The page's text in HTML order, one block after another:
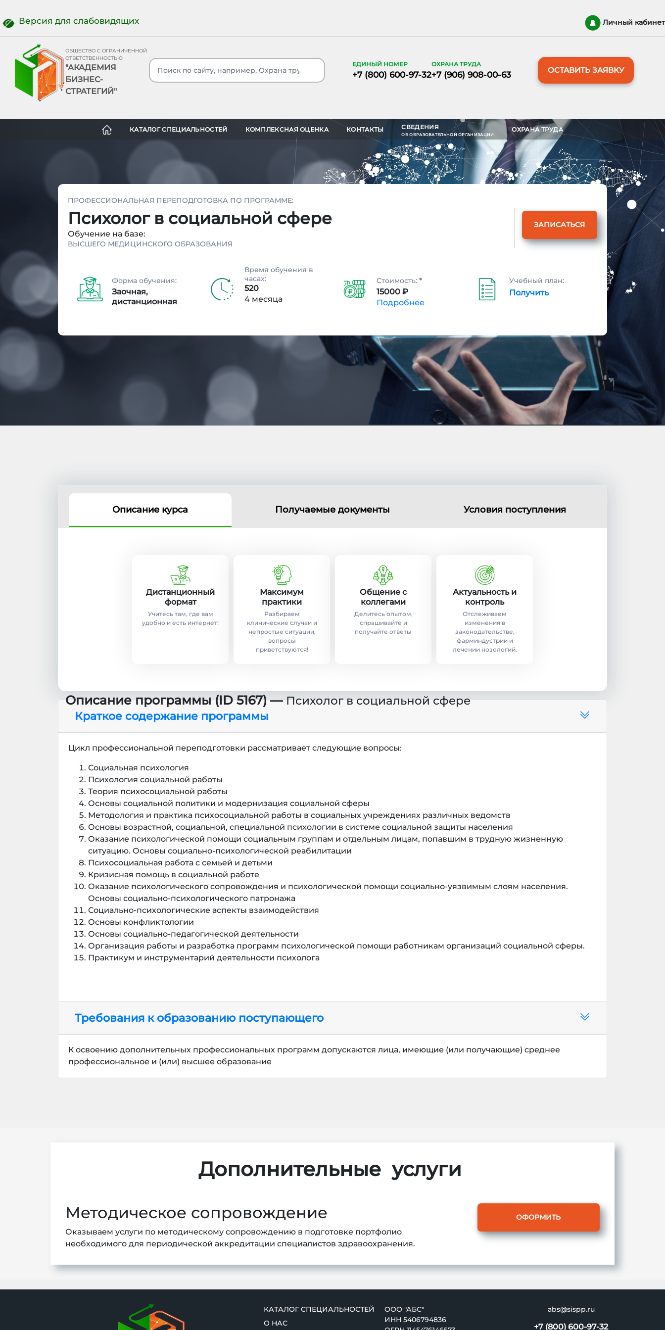
Версия для слабовидящих Личный кабинет
ОБЩЕСТВО С ОГРАНИЧЕННОЙ
ОТВЕТСТВЕННОСТЬЮ
"АКАДЕМИЯ
БИЗНЕС-
СТРАТЕГИЙ"
ЕДИНЫЙ НОМЕР
+7 (800) 600-97-32
ОХРАНА ТРУДА
+7 (906) 908-00-63 ОСТАВИТЬ ЗАЯВКУ
КАТАЛОГ СПЕЦИАЛЬНОСТЕЙ КОМПЛЕКСНАЯ ОЦЕНКА КОНТАКТЫ СВЕДЕНИЯ
ОБ ОБРАЗОВАТЕЛЬНОЙ ОРГАНИЗАЦИИ
ОХРАНА ТРУДА
ПРОФЕССИОНАЛЬНАЯ ПЕРЕПОДГОТОВКА ПО ПРОГРАММЕ:
Психолог в социальной сфере
Обучение на базе:
ВЫСШЕГО МЕДИЦИНСКОГО ОБРАЗОВАНИЯ
ЗАПИСАТЬСЯ
Форма обучения:
Заочная,
дистанционная
Время обучения в
часах:
520
4 месяца
Стоимость:*
15000 ₽
Подробнее
Учебный план:
Получить
Описание курса Получаемые документы Условия поступления
Дистанционный
формат
Учитесь там, где вам
удобно и есть интернет!
Максимум
практики
Разбираем
клинические случаи и
непростые ситуации,
вопросы
приветствуются!
Общение с
коллегами
Делитесь опытом,
спрашивайте и
получайте ответы
Актуальность и
контроль
Отслеживаем
изменения в
законодательстве,
фарминдустрии и
лечении нозологий.
Описание программы (ID 5167) —Психолог в социальной сфере
Краткое содержание программы
Цикл профессиональной переподготовки рассматривает следующие вопросы:
Социальная психология
Психология социальной работы
Теория психосоциальной работы
Основы социальной политики и модернизация социальной сферы
Методология и практика психосоциальной работы в социальных учреждениях различных ведомств
Основы возрастной, социальной, специальной психологии в системе социальной защиты населения
Оказание психологической помощи социальным группам и отдельным лицам, попавшим в трудную жизненную
ситуацию. Основы социально-психологической реабилитации
Психосоциальная работа с семьей и детьми
Кризисная помощь в социальной работе
Оказание психологического сопровождения и психологической помощи социально-уязвимым слоям населения.
Основы социально-психологического патронажа
Социально-психологические аспекты взаимодействия
Основы конфликтологии
Основы социально-педагогической деятельности
Организация работы и разработка программ психологической помощи работникам организаций социальной сферы.
Практикум и инструментарий деятельности психолога
Требования к образованию поступающего
К освоению дополнительных профессиональных программ допускаются лица, имеющие (или получающие) среднее
профессиональное и (или) высшее образование
Дополнительные услуги
Методическое сопровождение
Оказываем услуги по методическому сопровождению в подготовке портфолио
необходимого для периодической аккредитации специалистов здравоохранения.
ОФОРМИТЬ
КАТАЛОГ СПЕЦИАЛЬНОСТЕЙ
О НАС
ООО "АБС"
ИНН 5406794836
abs@sispp.ru
+7 (800) 600-97-32